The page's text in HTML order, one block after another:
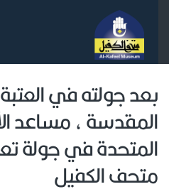
بعد جولته في
المقدسة ، مساعد
المتحدة في جولة
متحف الكفيل